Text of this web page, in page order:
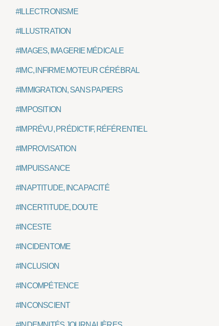
#ILLECTRONISME
#ILLUSTRATION
#IMAGES, IMAGERIE MÉDICALE
#IMC, INFIRME MOTEUR CÉRÉBRAL
#IMMIGRATION, SANS PAPIERS
#IMPOSITION
#IMPRÉVU, PRÉDICTIF, RÉFÉRENTIEL
#IMPROVISATION
#IMPUISSANCE
#INAPTITUDE, INCAPACITÉ
#INCERTITUDE, DOUTE
#INCESTE
#INCIDENTOME
#INCLUSION
#INCOMPÉTENCE
#INCONSCIENT